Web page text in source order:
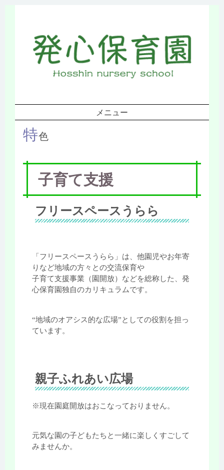
発心保育所ホ
ームページ
メニュー
コンテンツへスキップ
特色
子育て支援
フリースペースうらら
「フリースペースうらら」は、他園児やお年寄
りなど地域の方々との交流保育や
子育て支援事業（園開放）などを総称した、発
心保育園独自のカリキュラムです。
“地域のオアシス的な広場”としての役割を担っ
ています。
親子ふれあい広場
※現在園庭開放はおこなっておりません。
元気な園の子どもたちと一緒に楽しくすごして
みませんか。